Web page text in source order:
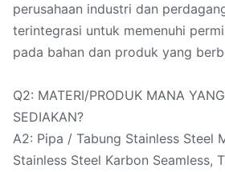
perusahaan industri dan
terintegrasi untuk memenuhi
pada bahan dan produk yang
Q2: MATERI/PRODUK MANA
SEDIAKAN?
A2: Pipa / Tabung Stainless Steel
Stainless Steel Karbon Seamless,